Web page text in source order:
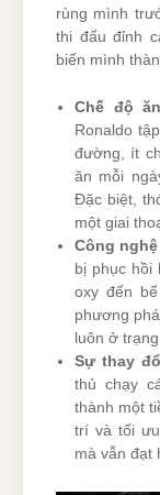
rùng mình
thi đấu đỉnh
biến mình
Chế độ
Ronaldo
đường, ít
ăn mỗi
Đặc biệt,
một giai
Công
bị phục hồi
oxy đến
phương
luôn ở
Sự thay
thủ chạy
thành một
trí và tối
mà vẫn đạt